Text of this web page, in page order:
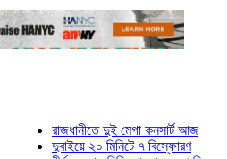
রাজধানীতে দুই মেগা কনসার্ট আজ
দুবাইয়ে ২০ মিনিটে ৭ বিস্ফোরণ